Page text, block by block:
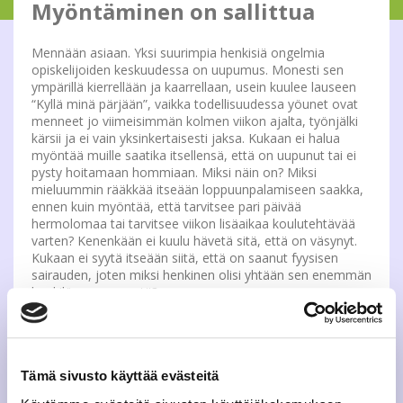
Tämä sivusto käyttää evästeitä
Myöntäminen on sallittua
Mennään asiaan. Yksi suurimpia henkisiä ongelmia
opiskelijoiden keskuudessa on uupumus. Monesti sen
ympärillä kierrellään ja kaarrellaan, usein kuulee lauseen
“Kyllä minä pärjään”, vaikka todellisuudessa yöunet ovat
menneet jo viimeisimmän kolmen viikon ajalta, työnjälki
kärsii ja ei vain yksinkertaisesti jaksa. Kukaan ei halua
myöntää muille saatika itsellensä, että on uupunut tai ei
pysty hoitamaan hommiaan. Miksi näin on? Miksi
mieluummin rääkkää itseään loppuunpalamiseen saakka,
ennen kuin myöntää, että tarvitsee pari päivää
hermolomaa tai tarvitsee viikon lisäaikaa koulutehtävää
varten? Kenenkään ei kuulu hävetä sitä, että on väsynyt.
Kukaan ei syytä itseään siitä, että on saanut fyysisen
sairauden, joten miksi henkinen olisi yhtään sen enemmän
henkilön omaa syytä?
loppuunpalaminen kolkuttikin jo ovella. Yksinkertaisesti